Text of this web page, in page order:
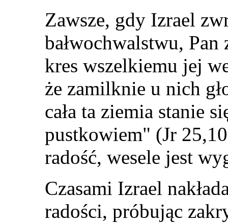
Zawsze, gdy Izrael
bałwochwalstwu, Pan
kres wszelkiemu jej
że zamilknie u nich
cała ta ziemia stanie
pustkowiem" (Jr
radość, wesele jest
Czasami Izrael
radości, próbując